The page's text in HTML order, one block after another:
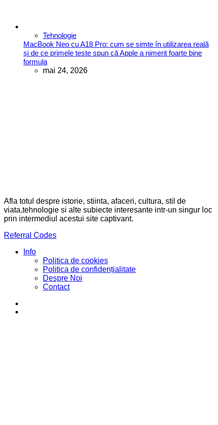
Tehnologie
MacBook Neo cu A18 Pro: cum se simte în utilizarea reală
și de ce primele teste spun că Apple a nimerit foarte bine
formula
mai 24, 2026
Afla totul despre istorie, stiinta, afaceri, cultura, stil de
viata,tehnologie si alte subiecte interesante intr-un singur loc
prin intermediul acestui site captivant.
Referral Codes
Info
Politica de cookies
Politica de confidențialitate
Despre Noi
Contact